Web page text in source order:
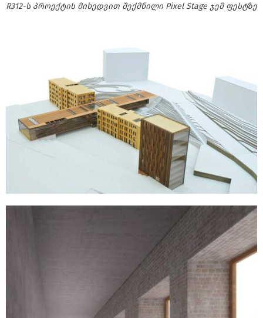
R312-ს პროექტის მიხედვით შექმნილი Pixel Stage ჯემ ფესტზე